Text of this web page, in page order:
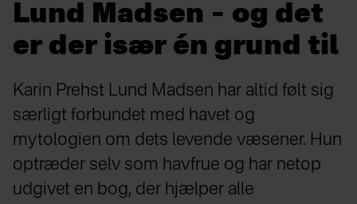
Lund Madsen – og det
er der især én grund til
Karin Prehst Lund Madsen har altid følt sig
særligt forbundet med havet og
mytologien om dets levende væsener. Hun
optræder selv som havfrue og har netop
udgivet en bog, der hjælper alle